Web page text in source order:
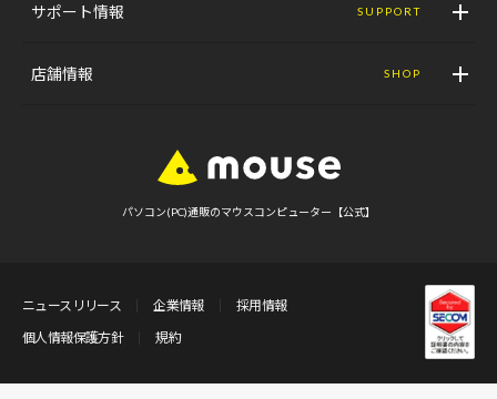
サポート情報 SUPPORT
店舗情報 SHOP
パソコン(PC)通販のマウスコンピューター【公式】
ニュースリリース 企業情報
採用情報
個人情報保護方針
規約